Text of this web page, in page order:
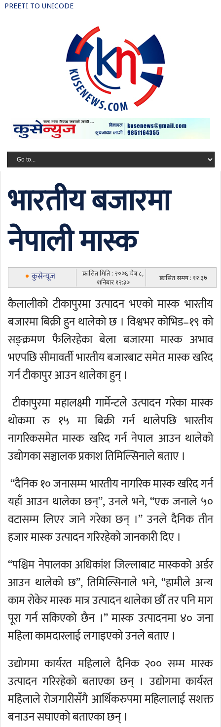
PREETI TO UNICODE
भारतीय बजारमा
नेपाली मास्क
कुसेन्यूज
प्रकासित मिति : २०७६ चैत्र ८,
शनिबार १२:३७
प्रकासित समय : १२:३७
कैलालीको टीकापुरमा उत्पादन भएको मास्क भारतीय
बजारमा बिक्री हुन थालेको छ । विश्वभर कोभिड–१९ को
सङ्क्रमण फैलिरहेका बेला बजारमा मास्क अभाव
भएपछि सीमावर्ती भारतीय बजारबाट समेत मास्क खरिद
गर्न टीकापुर आउन थालेका हुन् ।
टीकापुरमा महालक्ष्मी गार्मेन्टले उत्पादन गरेका मास्क
थोकमा रु १५ मा बिक्री गर्न थालेपछि भारतीय
नागरिकसमेत मास्क खरिद गर्न नेपाल आउन थालेको
उद्योगका सञ्चालक प्रकाश तिमिल्सिनाले बताए ।
“दैनिक १० जनासम्म भारतीय नागरिक मास्क खरिद गर्न
यहाँ आउन थालेका छन्”, उनले भने, “एक जनाले ५०
वटासम्म लिएर जाने गरेका छन् ।” उनले दैनिक तीन
हजार मास्क उत्पादन गरिरहेको जानकारी दिए ।
“पश्चिम नेपालका अधिकांश जिल्लाबाट मास्कको अर्डर
आउन थालेको छ”, तिमिल्सिनाले भने, “हामीले अन्य
काम रोकेर मास्क मात्र उत्पादन थालेका छौँ तर पनि माग
पूरा गर्न सकिएको छैन ।” मास्क उत्पादनमा ४० जना
महिला कामदारलाई लगाइएको उनले बताए ।
उद्योगमा कार्यरत महिलाले दैनिक २०० सम्म मास्क
उत्पादन गरिरहेको बताएका छन् । उद्योगमा कार्यरत
महिलाले रोजगारीसँगै आर्थिकरुपमा महिलालाई सशक्त
बनाउन सघाएको बताएका छन् ।